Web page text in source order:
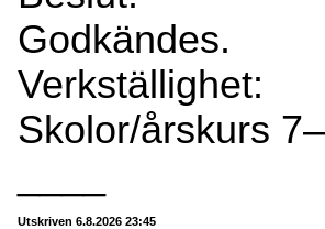
Godkändes.
Verkställighet:
Skolor/årskurs
Utskriven 6.8.2026 23:45